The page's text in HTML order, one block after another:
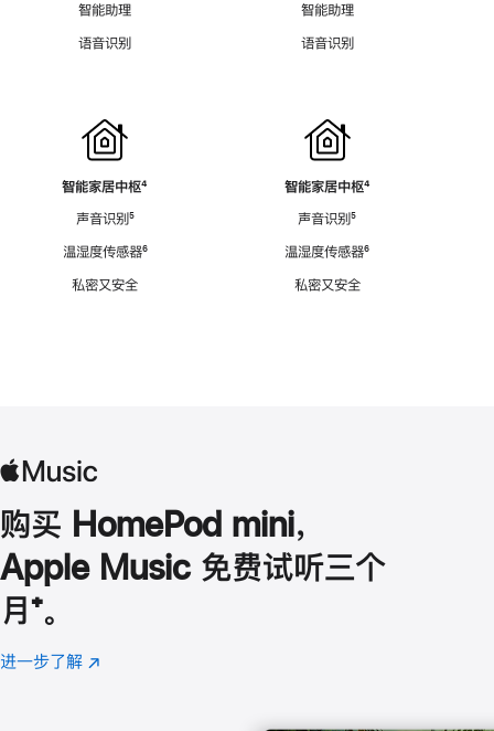
智能助理
语音识别
智能家居中枢脚
⁴
声音识别脚
⁵
温湿度传感器脚
⁶
私密又安全
智能助理
语音识别
智能家居中枢脚
⁴
声音识别脚
⁵
温湿度传感器脚
⁶
私密又安全
购买 HomePod mini，
Apple Music 免费试听三个
月 脚
注
⁺。
进一步了解 Apple
(在